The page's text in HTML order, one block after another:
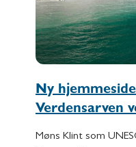
Ny
Verdensarven
Møns Klint som